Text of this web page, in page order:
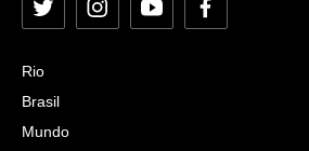
Twitter InstagramYouTubeFacebook
Rio
Brasil
Mundo